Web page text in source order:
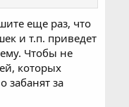
еще раз, что
и т.п. приведет
Чтобы не
которых
забанят за